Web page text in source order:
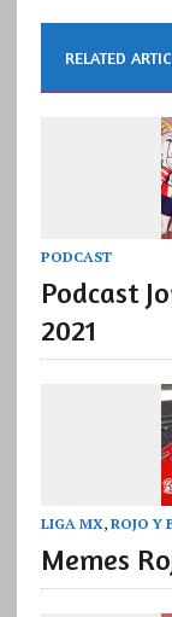
RELATED
PODCAST
Podcast
2021
LIGA MX, ROJO Y
Memes